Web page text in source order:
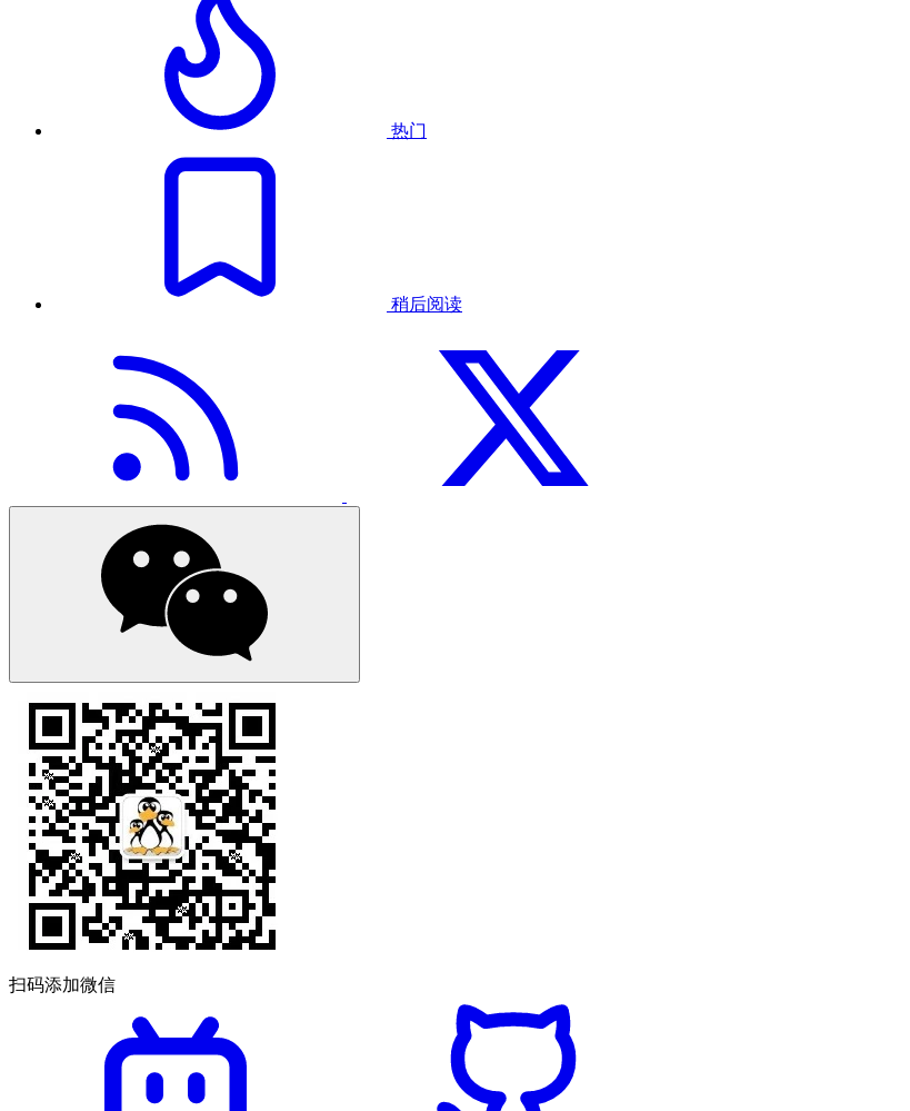
热门
稍后阅读
扫码添加微信